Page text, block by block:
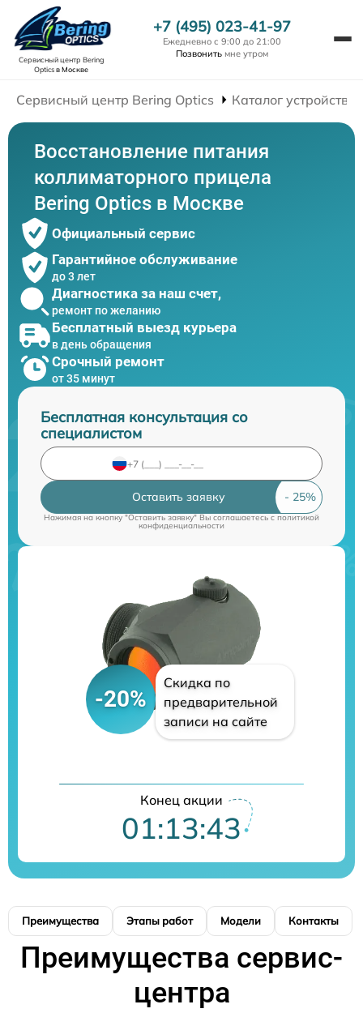
Сервисный центр Bering
Opticsв Москве
+7 (495) 023-41-97
Ежедневно с 9:00 до 21:00
Позвонить мне утром
Сервисный центр Bering Optics Каталог устройств
Восстановление питания
коллиматорного прицела
Bering Optics в Москве
Официальный сервис
Гарантийное обслуживание
до 3 лет
Диагностика за наш счет,
ремонт по желанию
Бесплатный выезд курьера
в день обращения
Срочный ремонт
от 35 минут
Бесплатная консультация со
специалистом
Оставить заявку
Нажимая на кнопку "Оставить заявку" Вы соглашаетесь cполитикой
конфиденциальности
-20%
Скидка по
предварительной
записи на сайте
Конец акции
01:13:42
Преимущества Этапы работ Модели Контакты
Преимущества сервис-
центра